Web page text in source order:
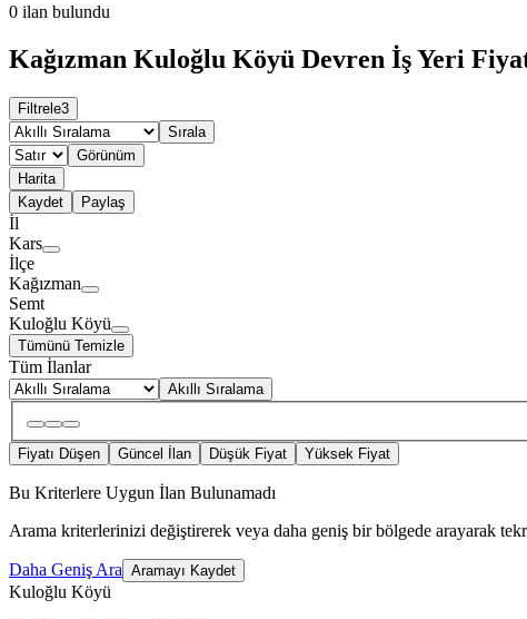
0 ilan bulundu
Kağızman Kuloğlu Köyü Devren İş Yeri
Filtrele3
Sırala
Görünüm
Harita
Kaydet
Paylaş
İl
Kars
İlçe
Kağızman
Semt
Kuloğlu Köyü
Tümünü Temizle
Tüm İlanlar
Akıllı Sıralama
Fiyatı Düşen Güncel İlan Düşük Fiyat Yüksek Fiyat
Bu Kriterlere Uygun İlan Bulunamadı
Arama kriterlerinizi değiştirerek veya daha geniş bir bölgede arayarak
Daha Geniş Ara Aramayı Kaydet
Kuloğlu Köyü